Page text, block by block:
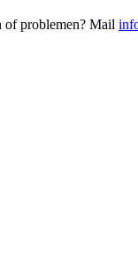
of problemen? Mail